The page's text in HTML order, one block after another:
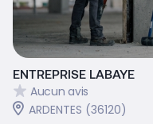
ENTREPRISE LABAYE
Aucun avis
ARDENTES (36120)